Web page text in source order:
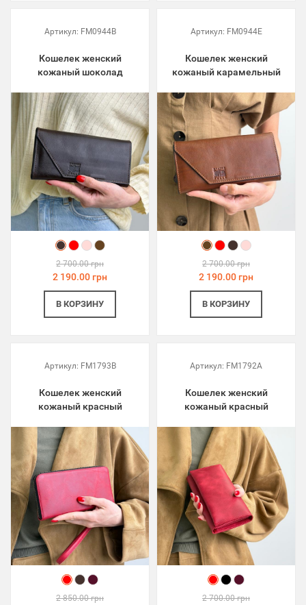
Артикул: FM0944B
Кошелек женский
кожаный шоколад
2 700.00 грн
2 190.00 грн
В КОРЗИНУ
Артикул: FM0944E
Кошелек женский
кожаный карамельный
2 700.00 грн
2 190.00 грн
В КОРЗИНУ
Артикул: FM1793B
Кошелек женский
кожаный красный
2 850.00 грн
Артикул: FM1792A
Кошелек женский
кожаный красный
2 700.00 грн